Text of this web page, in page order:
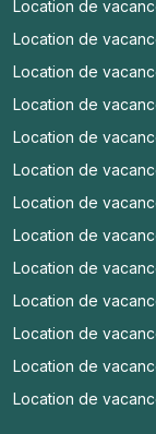
Location de
Location de
Location de
Location de
Location de
Location de
Location de
Location de
Location de
Location de
Location de
Location de
Location de